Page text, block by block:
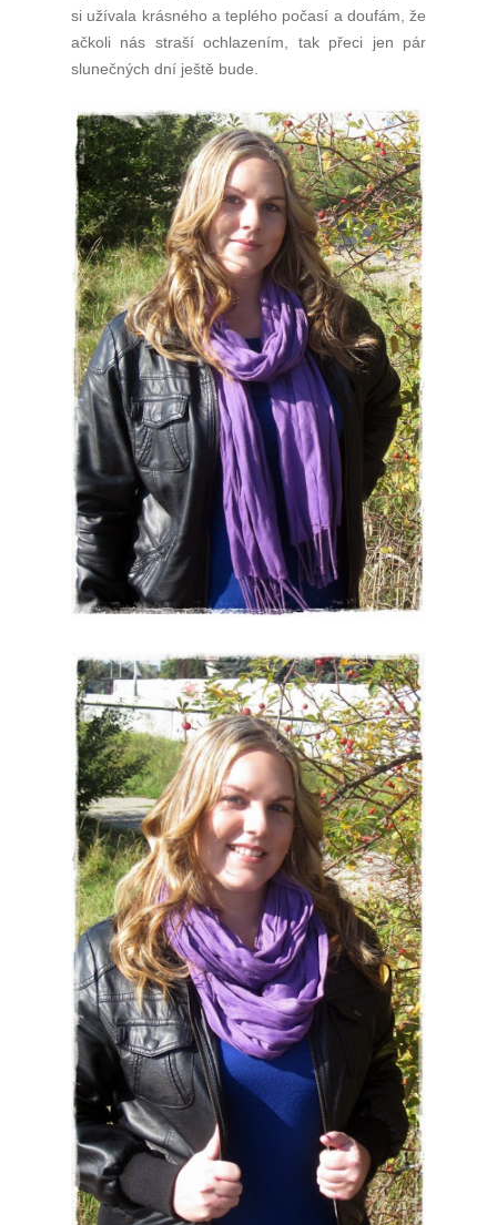
si užívala krásného a teplého počasí a doufám, že
ačkoli nás straší ochlazením, tak přeci jen pár
slunečných dní ještě bude.